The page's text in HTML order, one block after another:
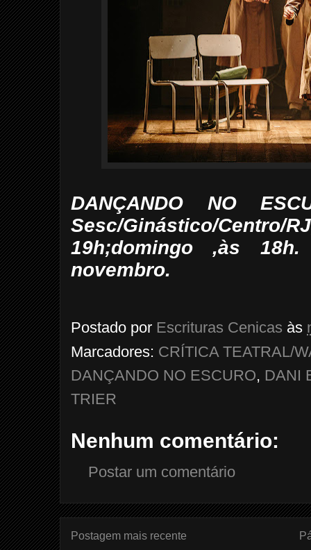
DANÇANDO NO
Sesc/Ginástico/
19h;domingo ,às
novembro.
Postado por Escrituras Cenicas às
Marcadores: CRÍTICA TEATRAL/
DANÇANDO NO ESCURO, DANI
TRIER
Nenhum comentário:
Postar um comentário
Postagem mais recente